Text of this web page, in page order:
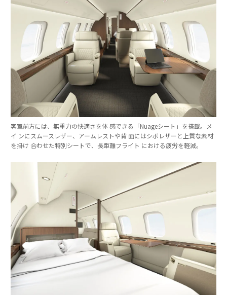
客室前方には、無重力の快適さを体 感できる「Nuageシート」を搭載。メ
イ ンにスムースレザー、アームレストや背 面にはシボレザーと上質な素材
を掛け 合わせた特別シートで、長距離フライト における疲労を軽減。